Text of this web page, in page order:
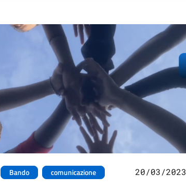
Bando comunicazione 20/03/2023